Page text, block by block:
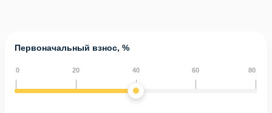
Первоначальный взнос, %
0 20 40 60 80